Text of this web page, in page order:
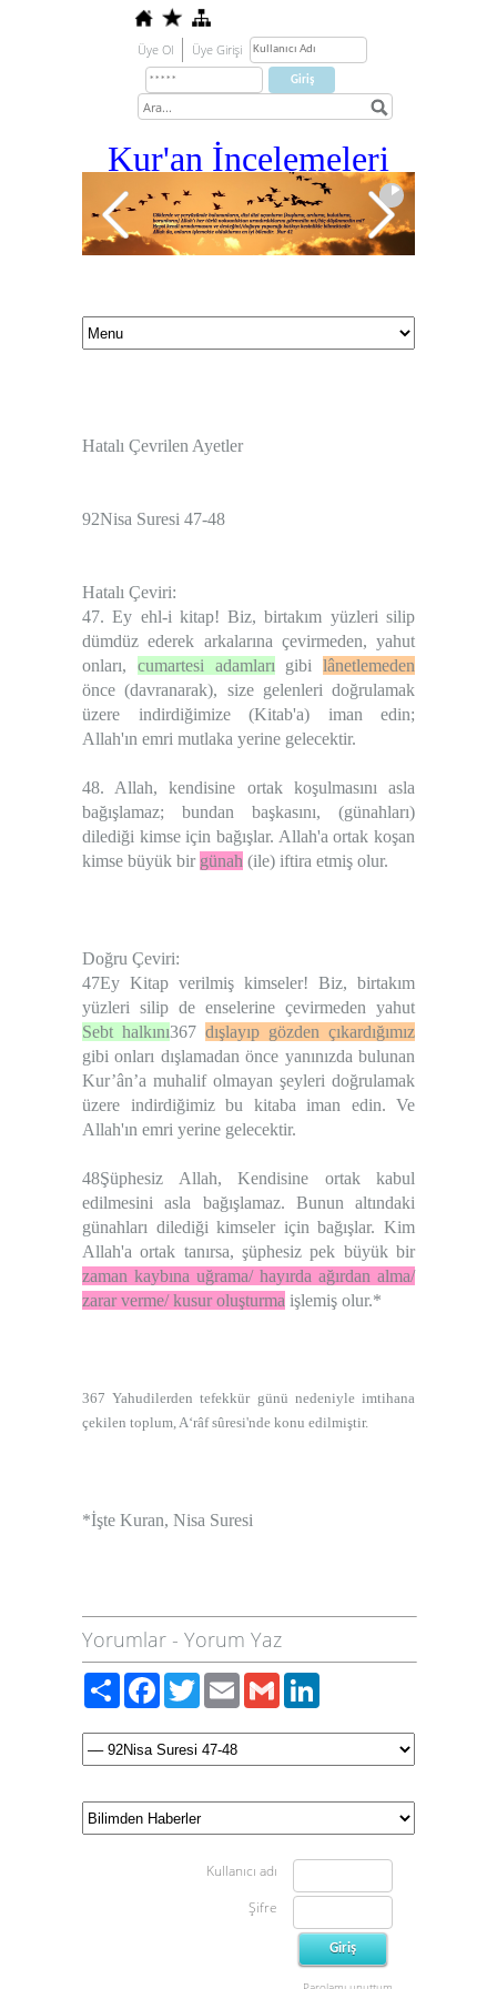
Üye Ol Üye Girişi
Kur'an İncelemeleri
Hatalı Çevrilen Ayetler
92Nisa Suresi 47-48
Hatalı Çeviri:
47. Ey ehl-i kitap! Biz, birtakım yüzleri silip
dümdüz ederek arkalarına çevirmeden, yahut
onları, cumartesi adamları gibi lânetlemeden
önce (davranarak), size gelenleri doğrulamak
üzere indirdiğimize (Kitab'a) iman edin;
Allah'ın emri mutlaka yerine gelecektir.
48. Allah, kendisine ortak koşulmasını asla
bağışlamaz; bundan başkasını, (günahları)
dilediği kimse için bağışlar. Allah'a ortak koşan
kimse büyük bir günah (ile) iftira etmiş olur.
Doğru Çeviri:
47Ey Kitap verilmiş kimseler! Biz, birtakım
yüzleri silip de enselerine çevirmeden yahut
Sebt halkını367 dışlayıp gözden çıkardığımız
gibi onları dışlamadan önce yanınızda bulunan
Kur’ân’a muhalif olmayan şeyleri doğrulamak
üzere indirdiğimiz bu kitaba iman edin. Ve
Allah'ın emri yerine gelecektir.
48Şüphesiz Allah, Kendisine ortak kabul
edilmesini asla bağışlamaz. Bunun altındaki
günahları dilediği kimseler için bağışlar. Kim
Allah'a ortak tanırsa, şüphesiz pek büyük bir
zaman kaybına uğrama/ hayırda ağırdan alma/
zarar verme/ kusur oluşturma işlemiş olur.*
367 Yahudilerden tefekkür günü nedeniyle imtihana
çekilen toplum, A‘râf sûresi'nde konu edilmiştir.
*İşte Kuran, Nisa Suresi
Yorumlar - Yorum Yaz
PaylaşFacebook
TwitterEmailGmail
Kullanıcı adı
Şifre